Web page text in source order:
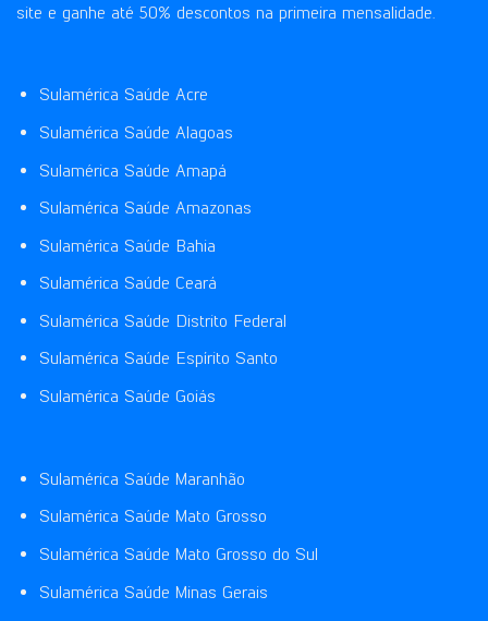
site e ganhe até 50% descontos na primeira mensalidade.
Sulamérica Saúde Acre
Sulamérica Saúde Alagoas
Sulamérica Saúde Amapá
Sulamérica Saúde Amazonas
Sulamérica Saúde Bahia
Sulamérica Saúde Ceará
Sulamérica Saúde Distrito Federal
Sulamérica Saúde Espírito Santo
Sulamérica Saúde Goiás
Sulamérica Saúde Maranhão
Sulamérica Saúde Mato Grosso
Sulamérica Saúde Mato Grosso do Sul
Sulamérica Saúde Minas Gerais